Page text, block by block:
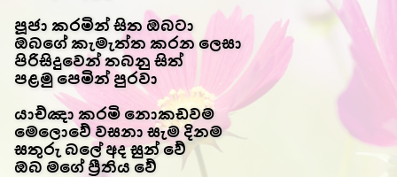
පූජා කරමින් සිත ඔබටා
ඔබගේ කැමැත්ත කරන ලෙසා
පිරිසිදුවෙන් තබනු සිත්
පළමු පෙමින් පුරවා
යාච්ඤා කරමි නොකඩවම
මෙලොවේ වසනා සැම දිනම
සතුරු බලේ අද සුන් වේ
ඔබ මගේ ප්‍රීතිය වේ